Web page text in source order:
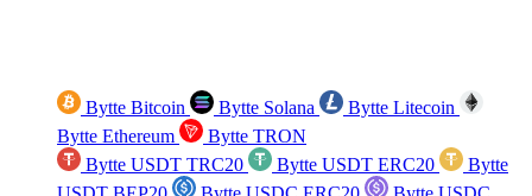
Bytte Bitcoin Bytte Solana
Bytte Litecoin
Bytte Ethereum
Bytte TRON
Bytte USDT TRC20
Bytte USDT ERC20
Bytte